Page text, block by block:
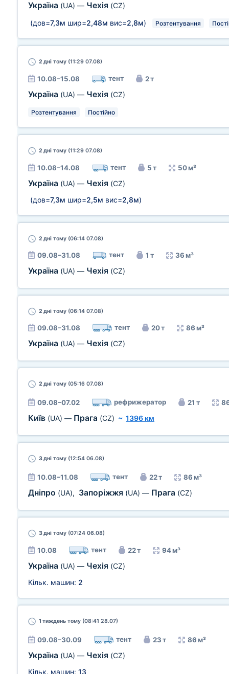
Україна (UA) — Чехія (CZ)
(дов=7,3м шир=2,48м вис=2,8м) Розтентування
2 дні тому (11:29 07.08)
10.08–15.08 тент 2 т
Україна (UA) — Чехія (CZ)
Розтентування Постійно
2 дні тому (11:29 07.08)
10.08–14.08 тент 5 т 50 м³
Україна (UA) — Чехія (CZ)
(дов=7,3м шир=2,5м вис=2,8м)
2 дні тому (06:14 07.08)
09.08–31.08 тент 1 т 36 м³
Україна (UA) — Чехія (CZ)
2 дні тому (06:14 07.08)
09.08–31.08 тент 20 т 86 м³
Україна (UA) — Чехія (CZ)
2 дні тому (05:16 07.08)
09.08–07.02 рефрижератор 21 т
Київ (UA) — Прага (CZ) ~ 1396 км
3 дні тому (12:54 06.08)
10.08–11.08 тент 22 т 86 м³
Дніпро (UA), Запоріжжя (UA) — Прага (CZ)
3 дні тому (07:24 06.08)
10.08 тент 22 т 94 м³
Україна (UA) — Чехія (CZ)
Кільк. машин: 2
1 тиждень тому (08:41 28.07)
09.08–30.09 тент 23 т 86 м³
Україна (UA) — Чехія (CZ)
Кільк. машин: 13